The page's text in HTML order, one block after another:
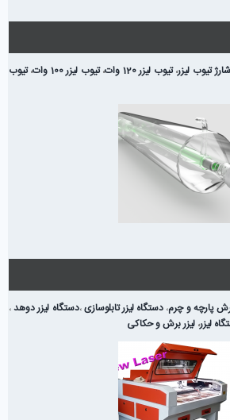
شارژ تیوب لیزر،تیوب لیزر 120 وات ،تیوب لیزر 100 وات ،تیوب
پارچه و چرم، دستگاه لیزر تابلوسازی،دستگاه لیزر دوهد،
لیزر، لیزر برش و حکاکی